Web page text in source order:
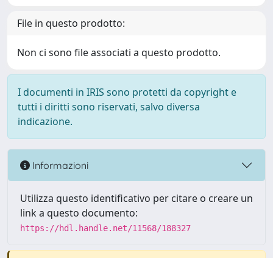
File in questo prodotto:
Non ci sono file associati a questo prodotto.
I documenti in IRIS sono protetti da copyright e
tutti i diritti sono riservati, salvo diversa
indicazione.
Informazioni
Utilizza questo identificativo per citare o creare un
link a questo documento:
https://hdl.handle.net/11568/188327